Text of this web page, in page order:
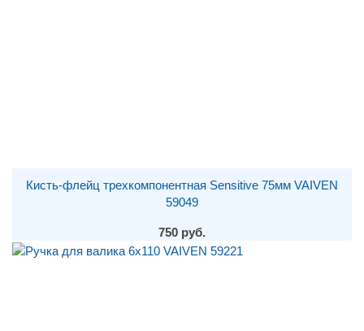
Кисть-флейц трехкомпонентная Sensitive 75мм VAIVEN
59049
750 руб.